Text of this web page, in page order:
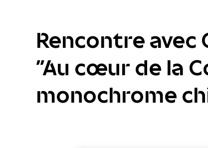
Rencontre avec
"Au cœur de la
monochrome